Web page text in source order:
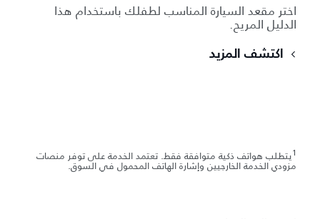
اختر مقعد السيارة المناسب لطفلك باستخدام هذا
الدليل المريح.
اكتشف المزيد
1يتطلب هواتف ذكية متوافقة فقط. تعتمد الخدمة على توفر منصات
مزودي الخدمة الخارجيين وإشارة الهاتف المحمول في السوق.